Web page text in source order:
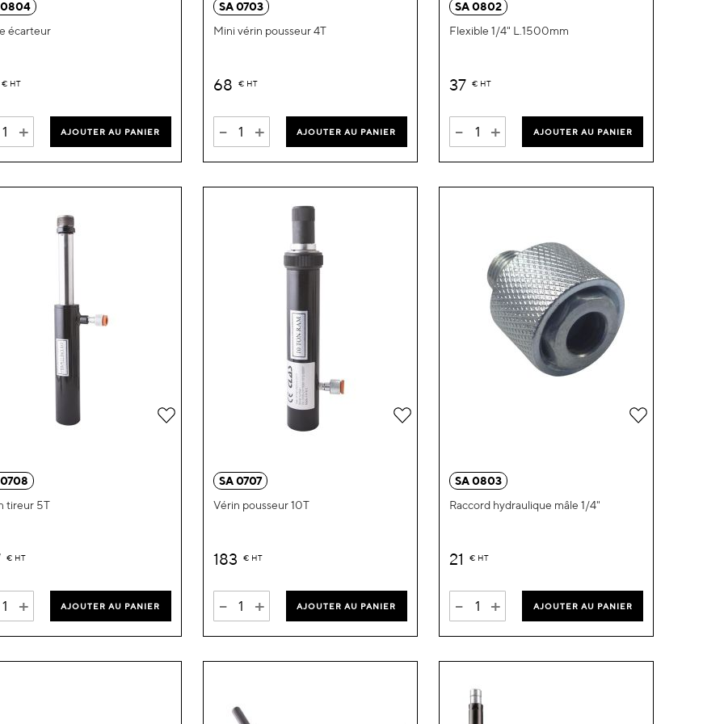
0804
écarteur
€ HT
+ AJOUTER AU PANIER
SA 0703
Mini vérin pousseur 4T
68 € HT
- + AJOUTER AU PANIER
SA 0802
Flexible 1/4" L.1500mm
37 € HT
- + AJOUTER AU PANIER
tireur 5T
€ HT
+ AJOUTER AU PANIER
Ajouter
SA 0707
Vérin pousseur 10T
183 € HT
- + AJOUTER AU PANIER
Ajouter
SA 0803
Raccord hydraulique mâle 1/4"
21 € HT
- + AJOUTER AU PANIER
Ajouter